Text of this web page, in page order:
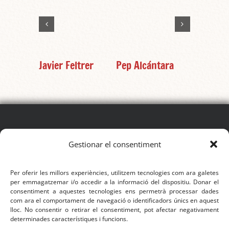
Gestionar el consentiment
Per oferir les millors experiències, utilitzem tecnologies com ara galetes
per emmagatzemar i/o accedir a la informació del dispositiu. Donar el
consentiment a aquestes tecnologies ens permetrà processar dades
com ara el comportament de navegació o identificadors únics en aquest
lloc. No consentir o retirar el consentiment, pot afectar negativament
determinades característiques i funcions.
Javier Feltrer Pep Alcántara
CONTACTE